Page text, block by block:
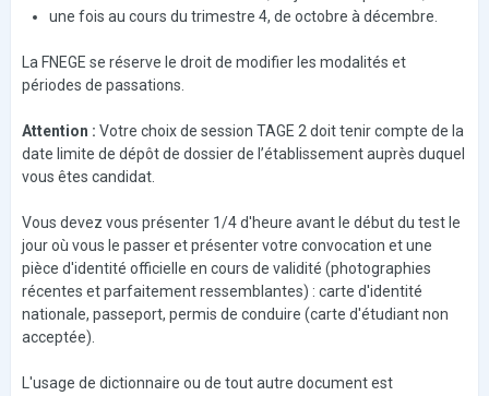
une fois au cours du trimestre 4, de octobre à décembre.
La FNEGE se réserve le droit de modifier les modalités et
périodes de passations.
Attention : Votre choix de session TAGE 2 doit tenir compte de la
date limite de dépôt de dossier de l’établissement auprès duquel
vous êtes candidat.
Vous devez vous présenter 1/4 d'heure avant le début du test le
jour où vous le passer et présenter votre convocation et une
pièce d'identité officielle en cours de validité (photographies
récentes et parfaitement ressemblantes) : carte d'identité
nationale, passeport, permis de conduire (carte d'étudiant non
acceptée).
L'usage de dictionnaire ou de tout autre document est